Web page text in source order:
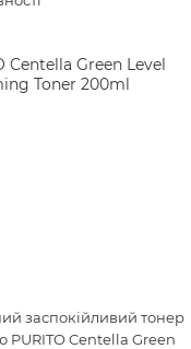
заспокійливий тонер
PURITO Centella Green